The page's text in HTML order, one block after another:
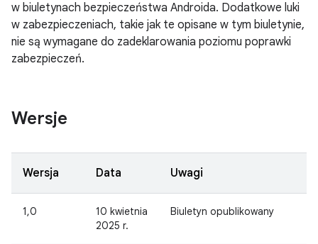
w biuletynach bezpieczeństwa Androida. Dodatkowe luki
w zabezpieczeniach, takie jak te opisane w tym biuletynie,
nie są wymagane do zadeklarowania poziomu poprawki
zabezpieczeń.
Wersje
Wersja Data Uwagi
1,0
10 kwietnia
2025 r.
Biuletyn opublikowany